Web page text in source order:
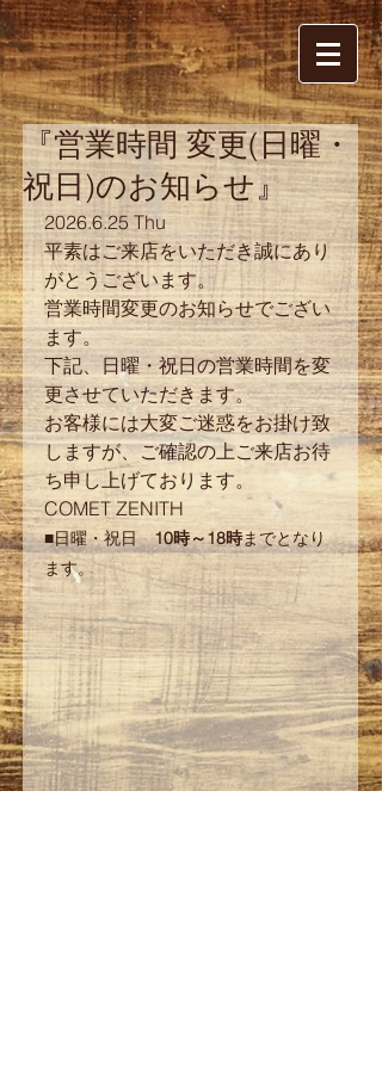
『営業時間 変更(日曜・
祝日)のお知らせ』
2026.6.25 Thu
平素はご来店をいただき誠にあり
がとうございます。
営業時間変更のお知らせでござい
ます。
下記、日曜・祝日の営業時間を変
更させていただきます。
お客様には大変ご迷惑をお掛け致
しますが、ご確認の上ご来店お待
ち申し上げております。
COMET ZENITH
■日曜・祝日 10時～18時までとなり
ます。